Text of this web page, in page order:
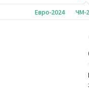
Евро-2024 ЧМ-